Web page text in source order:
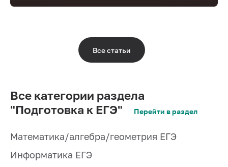
Все статьи
Все категории раздела
"Подготовка к ЕГЭ"
Перейти в раздел
Математика/алгебра/геометрия ЕГЭ
Информатика ЕГЭ